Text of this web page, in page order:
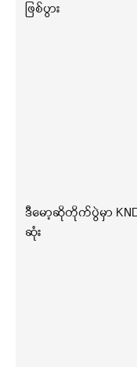
ဖြစ်ပွား
ဒီမော့ဆိုတိုက်ပွဲမှာ
ဆုံး